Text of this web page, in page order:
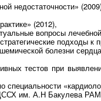
недостаточности»
(2012),
вопросы
подходы к
болезни
тестов при
им. А.Н Бакулева